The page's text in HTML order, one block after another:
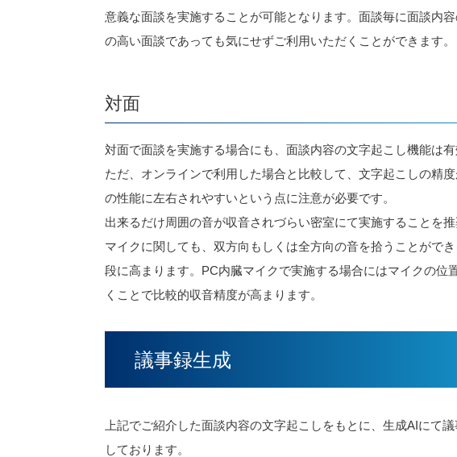
意義な面談を実施することが可能となります。面談毎に面談内
の高い面談であっても気にせずご利用いただくことができます。
対面
対面で面談を実施する場合にも、面談内容の文字起こし機能は有
ただ、オンラインで利用した場合と比較して、文字起こしの精
の性能に左右されやすいという点に注意が必要です。
出来るだけ周囲の音が収音されづらい密室にて実施することを推
マイクに関しても、双方向もしくは全方向の音を拾うことがで
段に高まります。PC内臓マイクで実施する場合にはマイクの位
くことで比較的収音精度が高まります。
議事録生成
上記でご紹介した面談内容の文字起こしをもとに、生成AIにて
しております。